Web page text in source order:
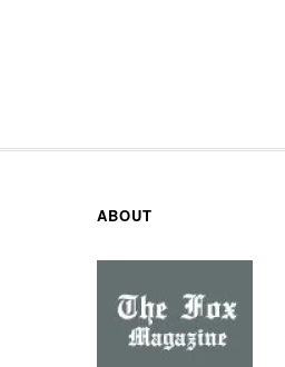
ABOUT